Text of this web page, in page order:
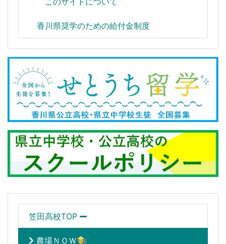
香川県奨学のための給付金制度
笠田高校TOP
農場ＮＯＷ👨‍🌾